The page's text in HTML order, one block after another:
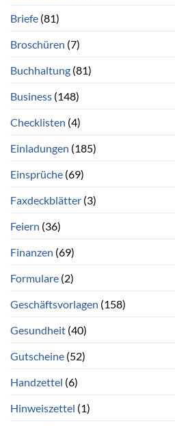
Briefe (81)
Broschüren (7)
Buchhaltung (81)
Business (148)
Checklisten (4)
Einladungen (185)
Einsprüche (69)
Faxdeckblätter (3)
Feiern (36)
Finanzen (69)
Formulare (2)
Geschäftsvorlagen (158)
Gesundheit (40)
Gutscheine (52)
Handzettel (6)
Hinweiszettel (1)